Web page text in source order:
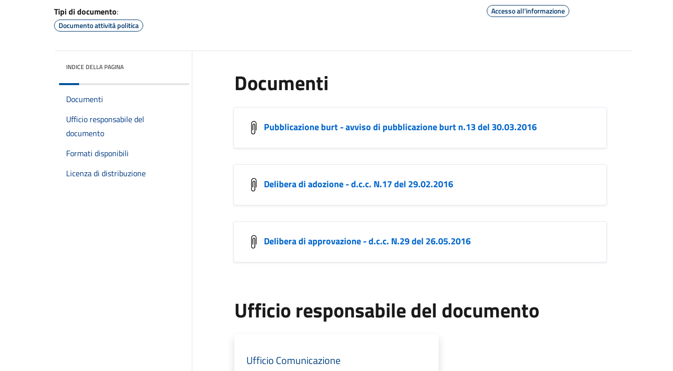
Tipi di documento:
Documento attività politica
Accesso all'informazione
INDICE DELLA PAGINA
Documenti
Ufficio responsabile del
documento
Formati disponibili
Licenza di distribuzione
Documenti
Pubblicazione burt - avviso di pubblicazione burt n.13 del 30.03.2016
Delibera di adozione - d.c.c. N.17 del 29.02.2016
Delibera di approvazione - d.c.c. N.29 del 26.05.2016
Ufficio responsabile del documento
Ufficio Comunicazione